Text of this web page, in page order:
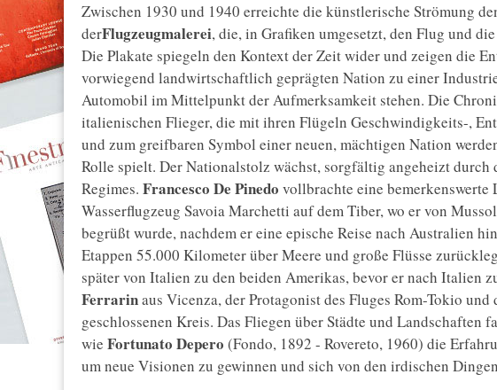
Zwischen 1930 und 1940 erreichte die künstlerische Strömung
derFlugzeugmalerei, die, in Grafiken umgesetzt, den Flug und
Die Plakate spiegeln den Kontext der Zeit wider und zeigen die
vorwiegend landwirtschaftlich geprägten Nation zu einer
Automobil im Mittelpunkt der Aufmerksamkeit stehen. Die
italienischen Flieger, die mit ihren Flügeln Geschwindigkeits-,
und zum greifbaren Symbol einer neuen, mächtigen Nation
Rolle spielt. Der Nationalstolz wächst, sorgfältig angeheizt durch
Regimes. Francesco De Pinedo vollbrachte eine bemerkenswerte
Wasserflugzeug Savoia Marchetti auf dem Tiber, wo er von
begrüßt wurde, nachdem er eine epische Reise nach Australien
Etappen 55.000 Kilometer über Meere und große Flüsse
später von Italien zu den beiden Amerikas, bevor er nach Italien
Ferrarinaus Vicenza, der Protagonist des Fluges Rom-Tokio
geschlossenen Kreis. Das Fliegen über Städte und Landschaften
wie Fortunato Depero (Fondo, 1892 - Rovereto, 1960) die
um neue Visionen zu gewinnen und sich von den irdischen